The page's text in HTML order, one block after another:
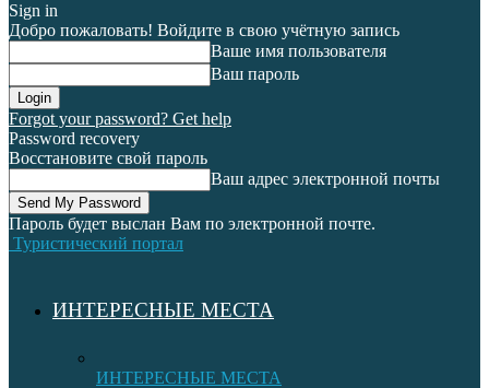
Sign in
Добро пожаловать! Войдите в свою учётную запись
Ваше имя пользователя
Ваш пароль
Forgot your password? Get help
Password recovery
Восстановите свой пароль
Ваш адрес электронной почты
Пароль будет выслан Вам по электронной почте.
Туристический портал
ИНТЕРЕСНЫЕ МЕСТА
ИНТЕРЕСНЫЕ МЕСТА